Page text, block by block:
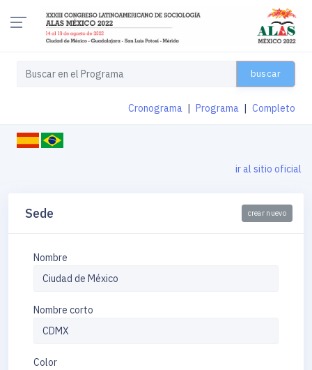
buscar
Cronograma Programa Completo
ir al sitio oficial
Sede crear nuevo
Nombre
Nombre corto
Color